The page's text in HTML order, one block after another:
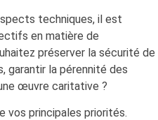
techniques, il est
en matière de
préserver la sécurité de
garantir la pérennité des
œuvre caritative ?
vos principales priorités.